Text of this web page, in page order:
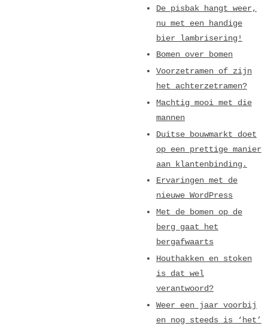
De pisbak hangt weer,
nu met een handige
bier lambrisering!
Bomen over bomen
Voorzetramen of zijn
het achterzetramen?
Machtig mooi met die
mannen
Duitse bouwmarkt doet
op een prettige manier
aan klantenbinding.
Ervaringen met de
nieuwe WordPress
Met de bomen op de
berg gaat het
bergafwaarts
Houthakken en stoken
is dat wel
verantwoord?
Weer een jaar voorbij
en nog steeds is ‘het’